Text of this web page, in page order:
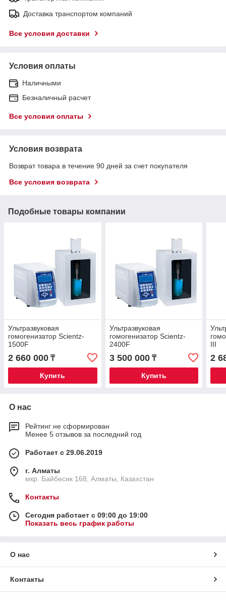
Доставка транспортом компаний
Все условия доставки
Условия оплаты
Наличными
Безналичный расчет
Все условия оплаты
Условия возврата
Возврат товара в течение 90 дней за счет покупателя
Все условия возврата
Подобные товары компании
Ультразвуковая
гомогенизатор Scientz-
1500F
2 660 000 ₸
Купить
Ультразвуковая
гомогенизатор Scientz-
2400F
3 500 000₸
Купить
III
2
О нас
Рейтинг не сформирован
Менее 5 отзывов за последний год
Работает с 29.06.2019
г. Алматы
мкр. Байбесик 168, Алматы, Казахстан
Контакты
Сегодня работает с 09:00 до 19:00
Показать весь график работы
О нас
Контакты